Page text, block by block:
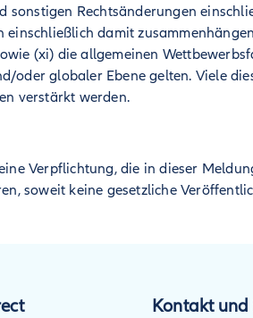
sonstigen Rechtsänderungen
damit
(xi) die allgemeinen
oder globaler Ebene gelten. Viele
verstärkt werden.
Verpflichtung, die in dieser
soweit keine gesetzliche
Kontakt und